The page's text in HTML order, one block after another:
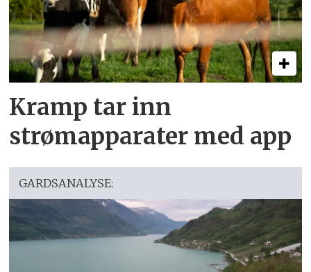
Kramp tar inn
strømapparater med app
GARDSANALYSE: